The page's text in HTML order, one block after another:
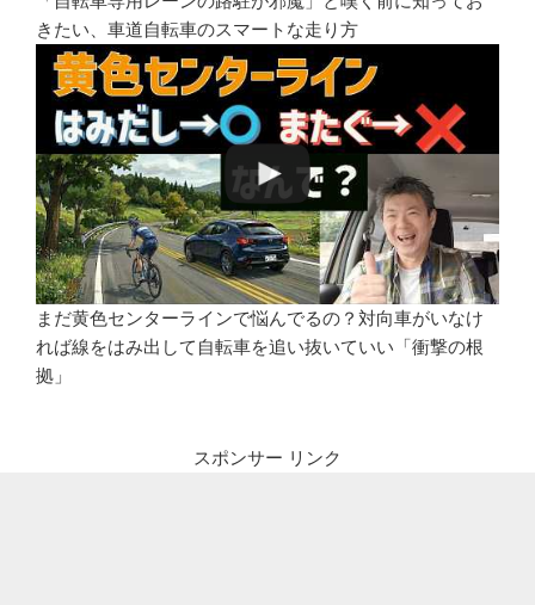
きたい、車道自転車のスマートな走り方
まだ黄色センターラインで悩んでるの？対向車がいなけ
れば線をはみ出して自転車を追い抜いていい「衝撃の根
拠」
スポンサー リンク